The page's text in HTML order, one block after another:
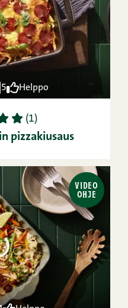
5 Helppo
4 5 (1)
pizzakiusaus
VIDEO
OHJE